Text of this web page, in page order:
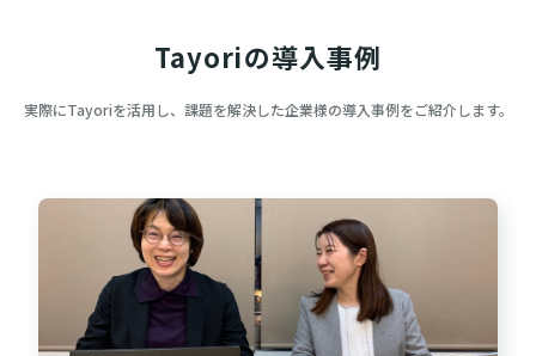
Tayoriの導入事例
実際にTayoriを活用し、課題を解決した企業様の導入事例をご紹介します。